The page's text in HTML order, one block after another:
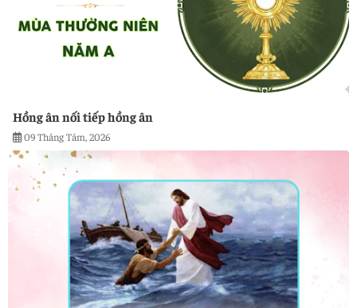
Hồng ân nối tiếp hồng ân
09 Tháng Tám, 2026